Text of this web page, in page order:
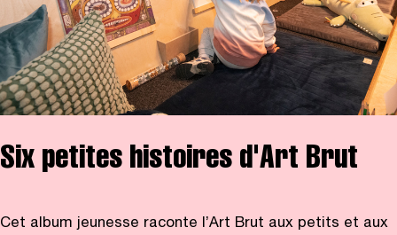
Six petites histoires d'Art Brut
Cet album jeunesse raconte l’Art Brut aux petits et aux